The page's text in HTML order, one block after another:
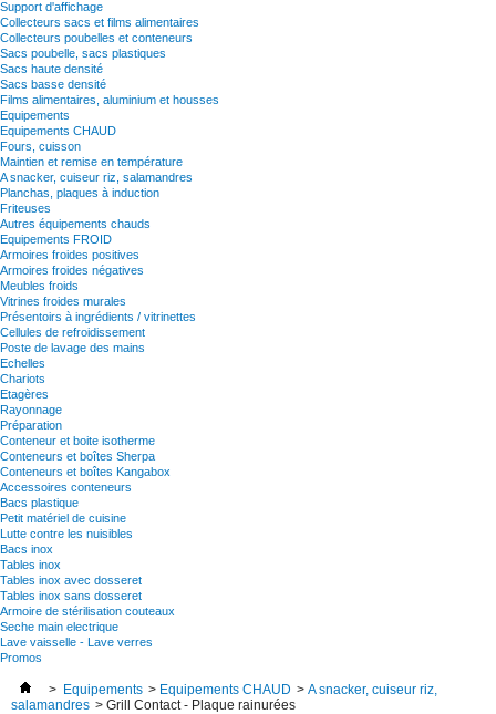
Support d'affichage
Collecteurs sacs et films alimentaires
Collecteurs poubelles et conteneurs
Sacs poubelle, sacs plastiques
Sacs haute densité
Sacs basse densité
Films alimentaires, aluminium et housses
Equipements
Equipements CHAUD
Fours, cuisson
Maintien et remise en température
A snacker, cuiseur riz, salamandres
Planchas, plaques à induction
Friteuses
Autres équipements chauds
Equipements FROID
Armoires froides positives
Armoires froides négatives
Meubles froids
Vitrines froides murales
Présentoirs à ingrédients / vitrinettes
Cellules de refroidissement
Poste de lavage des mains
Echelles
Chariots
Etagères
Rayonnage
Préparation
Conteneur et boite isotherme
Conteneurs et boîtes Sherpa
Conteneurs et boîtes Kangabox
Accessoires conteneurs
Bacs plastique
Petit matériel de cuisine
Lutte contre les nuisibles
Bacs inox
Tables inox
Tables inox avec dosseret
Tables inox sans dosseret
Armoire de stérilisation couteaux
Seche main electrique
Lave vaisselle - Lave verres
Promos
> Equipements > Equipements CHAUD > A snacker, cuiseur riz,
salamandres > Grill Contact - Plaque rainurées